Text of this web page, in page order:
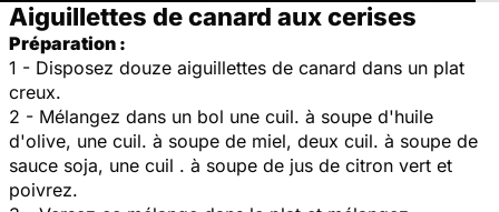
Aiguillettes de canard aux cerises
Préparation :
1 - Disposez douze aiguillettes de canard dans un plat
creux.
2 - Mélangez dans un bol une cuil. à soupe d'huile
d'olive, une cuil. à soupe de miel, deux cuil. à soupe de
sauce soja, une cuil . à soupe de jus de citron vert et
poivrez.